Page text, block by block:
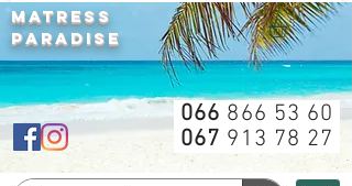
MATRESS
PARADISE
066 866 53 60
067 913 78 27